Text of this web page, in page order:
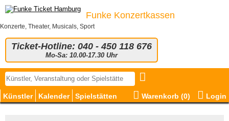
Funke Konzertkassen
Konzerte, Theater, Musicals, Sport
Ticket-Hotline: 040 - 450 118 676
Mo-Sa: 10.00-17.30 Uhr
Künstler Kalender Spielstätten Warenkorb (0) Login